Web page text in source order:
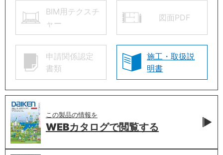
BIM用テクスチ
ャー
図面PDF
申請関係認定
書類
施工・取扱説
明書
この製品の情報を
WEBカタログで閲覧する